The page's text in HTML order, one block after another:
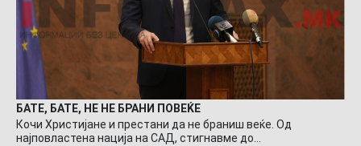
БАТЕ, БАТЕ, НЕ НЕ БРАНИ ПОВЕЌЕ
Кочи Христијане и престани да не браниш веќе. Од
најповластена нација на САД, стигнавме до…